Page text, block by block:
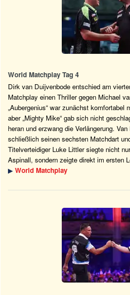
World Matchplay Tag 4
Dirk van Duijvenbode entschied am
Matchplay einen Thriller gegen Michael
„Aubergenius“ war zunächst komfortabel
aber „Mighty Mike“ gab sich nicht
heran und erzwang die Verlängerung.
schließlich seinen sechsten Matchdart
Titelverteidiger Luke Littler siegte nicht
Aspinall, sondern zeigte direkt im ersten
▶ World Matchplay